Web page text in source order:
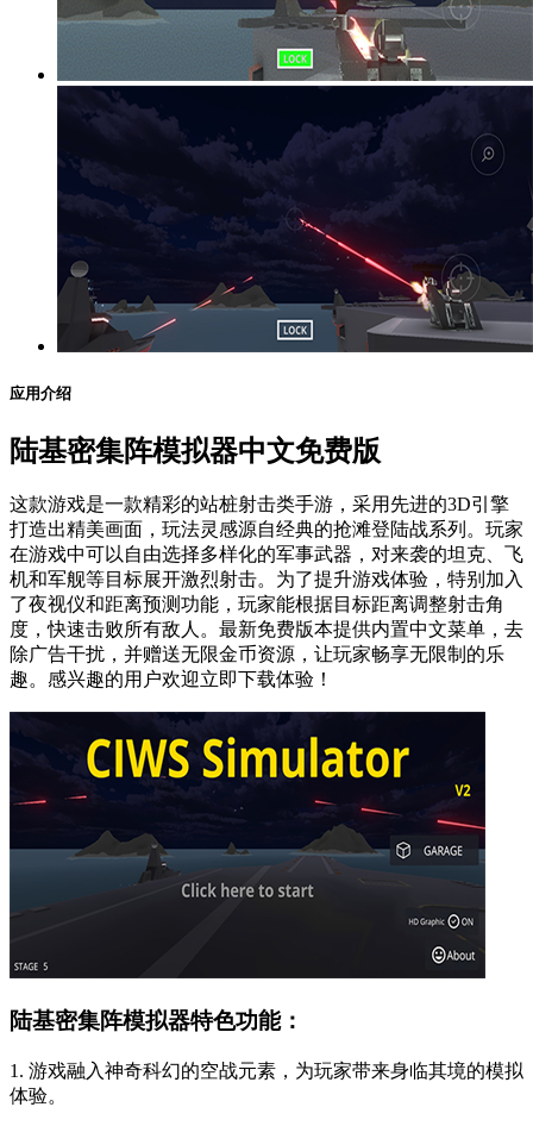
应用介绍
陆基密集阵模拟器中文免费版
这款游戏是一款精彩的站桩射击类手游，采用先进的3D引擎
打造出精美画面，玩法灵感源自经典的抢滩登陆战系列。玩家
在游戏中可以自由选择多样化的军事武器，对来袭的坦克、飞
机和军舰等目标展开激烈射击。为了提升游戏体验，特别加入
了夜视仪和距离预测功能，玩家能根据目标距离调整射击角
度，快速击败所有敌人。最新免费版本提供内置中文菜单，去
除广告干扰，并赠送无限金币资源，让玩家畅享无限制的乐
趣。感兴趣的用户欢迎立即下载体验！
陆基密集阵模拟器特色功能：
1. 游戏融入神奇科幻的空战元素，为玩家带来身临其境的模拟
体验。